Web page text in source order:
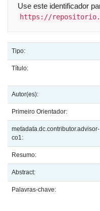
Use este identificador
https://
Tipo:
Título:
Autor(es):
Primeiro Orientador:
metadata.dc.contributor.advisor-
co1:
Resumo:
Abstract:
Palavras-chave: